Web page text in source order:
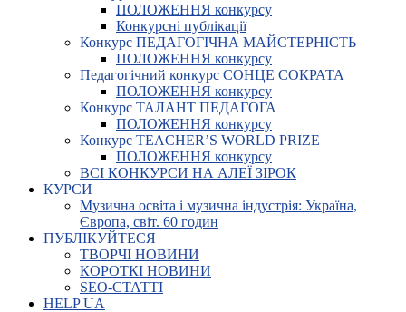
ПОЛОЖЕННЯ конкурсу
Конкурсні публікації
Конкурс ПЕДАГОГІЧНА МАЙСТЕРНІСТЬ
ПОЛОЖЕННЯ конкурсу
Педагогічний конкурс СОНЦЕ СОКРАТА
ПОЛОЖЕННЯ конкурсу
Конкурс ТАЛАНТ ПЕДАГОГА
ПОЛОЖЕННЯ конкурсу
Конкурс TEACHER’S WORLD PRIZE
ПОЛОЖЕННЯ конкурсу
ВСІ КОНКУРСИ НА АЛЕЇ ЗІРОК
КУРСИ
Музична освіта і музична індустрія: Україна,
Європа, світ. 60 годин
ПУБЛІКУЙТЕСЯ
ТВОРЧІ НОВИНИ
КОРОТКІ НОВИНИ
SEO-СТАТТІ
HELP UA